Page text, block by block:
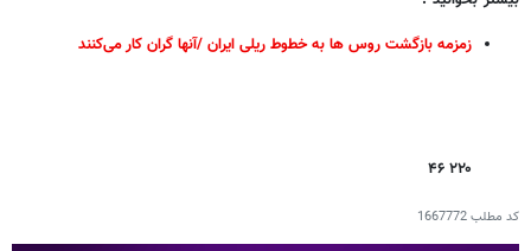
زمزمه بازگشت روس ها به خطوط ریلی ایران /آنها گران کار می‌کنند
۲۲۰ ۴۶
کد مطلب1667772